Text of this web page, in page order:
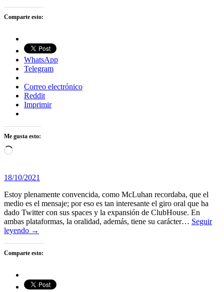
Comparte esto:
WhatsApp
Telegram
Correo electrónico
Reddit
Imprimir
Me gusta esto:
Cargando...
18/10/2021
Estoy plenamente convencida, como McLuhan recordaba, que el
medio es el mensaje; por eso es tan interesante el giro oral que ha
dado Twitter con sus spaces y la expansión de ClubHouse. En
ambas plataformas, la oralidad, además, tiene su carácter… Seguir
leyendo →
Comparte esto: